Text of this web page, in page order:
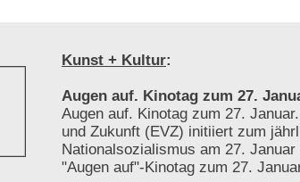
Kunst + Kultur:
Augen auf. Kinotag zum 27.
Augen auf. Kinotag zum 27.
und Zukunft (EVZ) initiiert zum
Nationalsozialismus am 27.
"Augen auf"-Kinotag zum 27.